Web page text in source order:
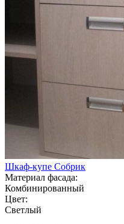
Шкаф-купе Собрик
Материал фасада:
Комбинированный
Цвет:
Светлый